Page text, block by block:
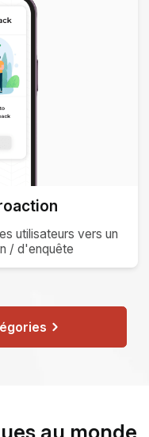
utilisateurs vers un
/ d'enquête
au monde
ENGLISH
×